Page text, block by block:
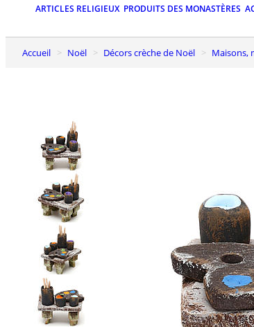
ARTICLES RELIGIEUX PRODUITS DES MONASTÈRES
Accueil Noël Décors crèche de Noël